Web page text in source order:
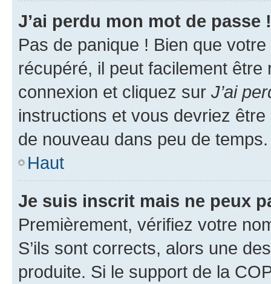
J’ai perdu mon mot de passe !
Pas de panique ! Bien que
récupéré, il peut facilement
connexion et cliquez sur J’ai
instructions et vous devriez
de nouveau dans peu de temps.
Haut
Je suis inscrit mais ne peux
Premièrement, vérifiez votre
S’ils sont corrects, alors une
produite. Si le support de la